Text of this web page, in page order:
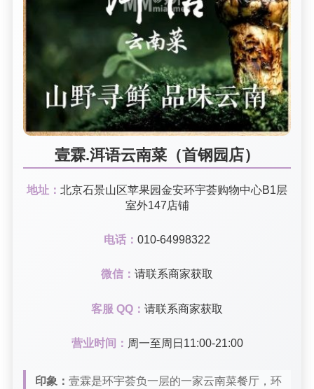
壹霖.洱语云南菜（首钢园店）
地址： 北京石景山区苹果园金安环宇荟购物中心B1层
室外147店铺
电话： 010-64998322
微信： 请联系商家获取
客服 QQ： 请联系商家获取
营业时间： 周一至周日11:00-21:00
印象： 壹霖是环宇荟负一层的一家云南菜餐厅，环